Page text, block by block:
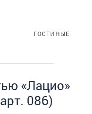
ГОСТИНЫЕ
«Лацио»
086)